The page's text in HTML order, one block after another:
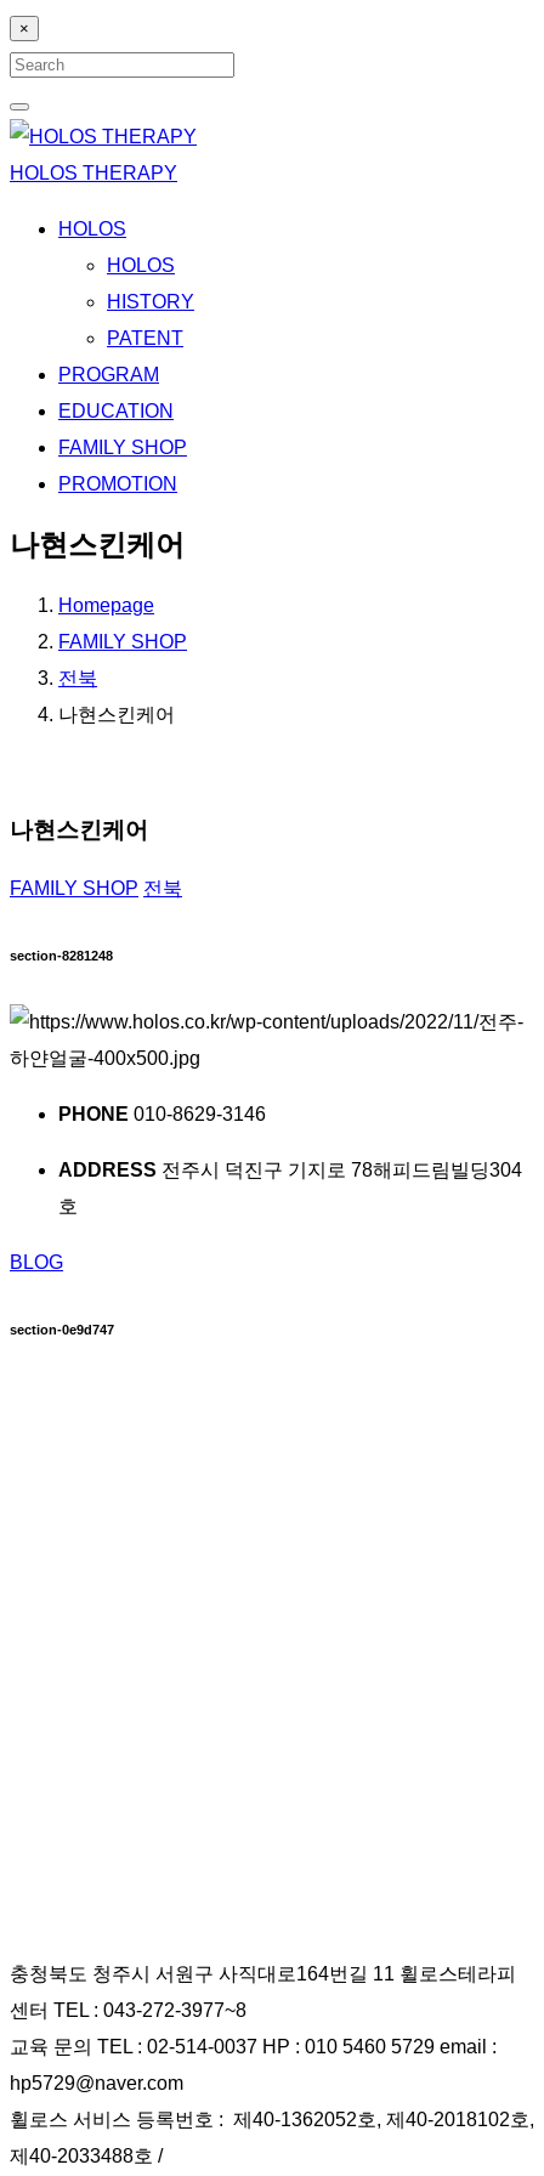
×
Search
for:
Search
HOLOS THERAPY
HOLOS
HOLOS
HISTORY
PATENT
PROGRAM
EDUCATION
FAMILY SHOP
PROMOTION
나현스킨케어
Homepage
FAMILY SHOP
전북
나현스킨케어
나현스킨케어
FAMILY SHOP 전북
section-8281248
PHONE 010-8629-3146
ADDRESS 전주시 덕진구 기지로 78해피드림빌딩304
호
BLOG
section-0e9d747
충청북도 청주시 서원구 사직대로164번길 11 휠로스테라피
센터 TEL : 043-272-3977~8
교육 문의 TEL : 02-514-0037 HP : 010 5460 5729 email :
hp5729@naver.com
휠로스 서비스 등록번호 : 제40-1362052호, 제40-2018102호,
제40-2033488호 /